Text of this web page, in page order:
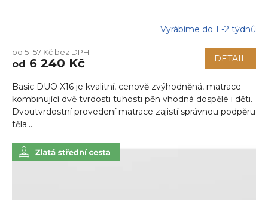
Vyrábíme do 1 -2 týdnů
od 5 157 Kč bez DPH
od 6 240 Kč DETAIL
Basic DUO X16 je kvalitní, cenově zvýhodněná, matrace
kombinující dvě tvrdosti tuhosti pěn vhodná dospělé i děti.
Dvoutvrdostní provedení matrace zajistí správnou podpěru
těla...